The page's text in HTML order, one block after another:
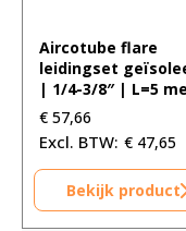
Aircotube flare
leidingset
| 1/4-3/8″ | L=5
€ 57,66
€ 47,65
Bekijk product